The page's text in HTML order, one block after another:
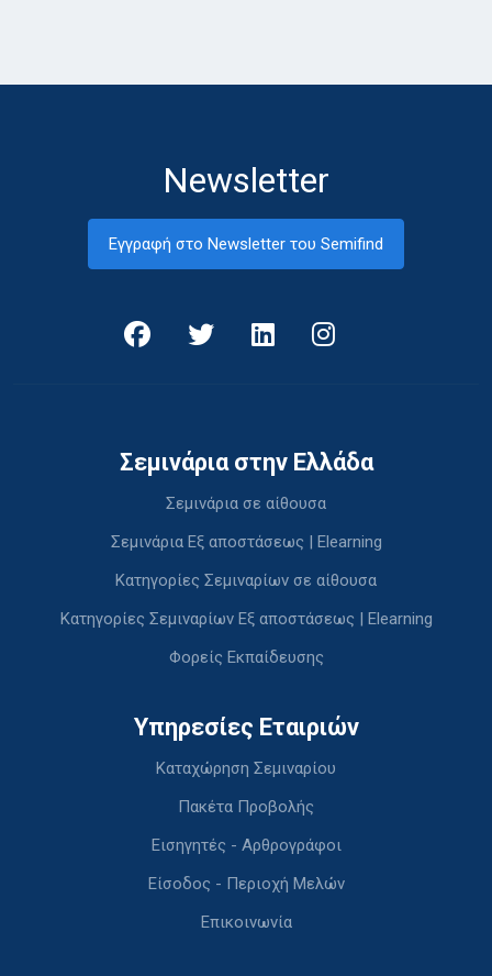
Newsletter
Εγγραφή στο Newsletter του Semifind
Σεμινάρια στην Ελλάδα
Σεμινάρια σε αίθουσα
Σεμινάρια Εξ αποστάσεως | Elearning
Κατηγορίες Σεμιναρίων σε αίθουσα
Κατηγορίες Σεμιναρίων Εξ αποστάσεως | Elearning
Φορείς Εκπαίδευσης
Υπηρεσίες Εταιριών
Καταχώρηση Σεμιναρίου
Πακέτα Προβολής
Εισηγητές - Αρθρογράφοι
Είσοδος - Περιοχή Μελών
Επικοινωνία